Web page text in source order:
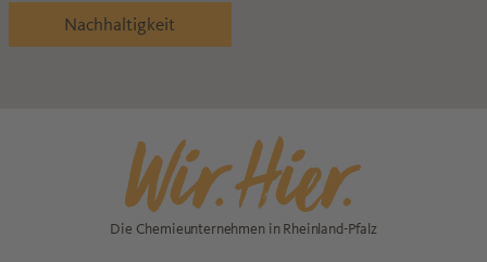
Nachhaltigkeit
Die Chemieunternehmen in Rheinland-Pfalz